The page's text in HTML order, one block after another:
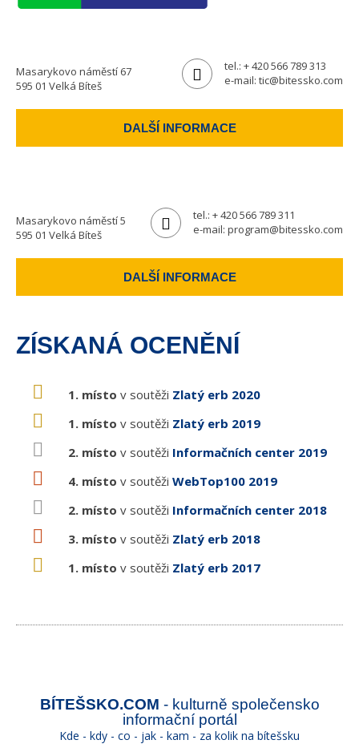
Masarykovo náměstí 67
595 01 Velká Bíteš
tel.: + 420 566 789 313
e-mail: tic@bitessko.com
DALŠÍ INFORMACE
Masarykovo náměstí 5
595 01 Velká Bíteš
tel.: + 420 566 789 311
e-mail: program@bitessko.com
DALŠÍ INFORMACE
ZÍSKANÁ OCENĚNÍ
1. místo v soutěži Zlatý erb 2020
1. místo v soutěži Zlatý erb 2019
2. místo v soutěži Informačních center 2019
4. místo v soutěži WebTop100 2019
2. místo v soutěži Informačních center 2018
3. místo v soutěži Zlatý erb 2018
1. místo v soutěži Zlatý erb 2017
BÍTEŠSKO.COM - kulturně společensko
informační portál
Kde - kdy - co - jak - kam - za kolik na bítešsku